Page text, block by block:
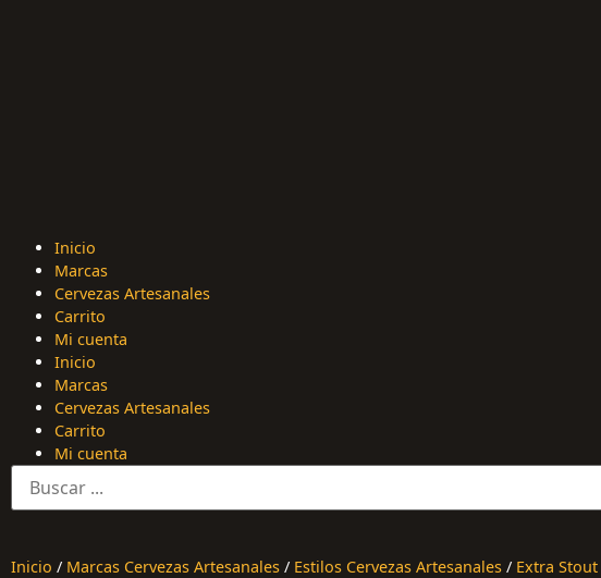
Inicio
Marcas
Cervezas Artesanales
Carrito
Mi cuenta
Inicio
Marcas
Cervezas Artesanales
Carrito
Mi cuenta
Inicio / Marcas Cervezas Artesanales / Estilos Cervezas Artesanales / Extra Stout